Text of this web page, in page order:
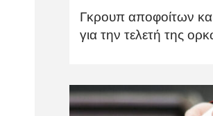
Γκρουπ αποφοίτων
για την τελετή της